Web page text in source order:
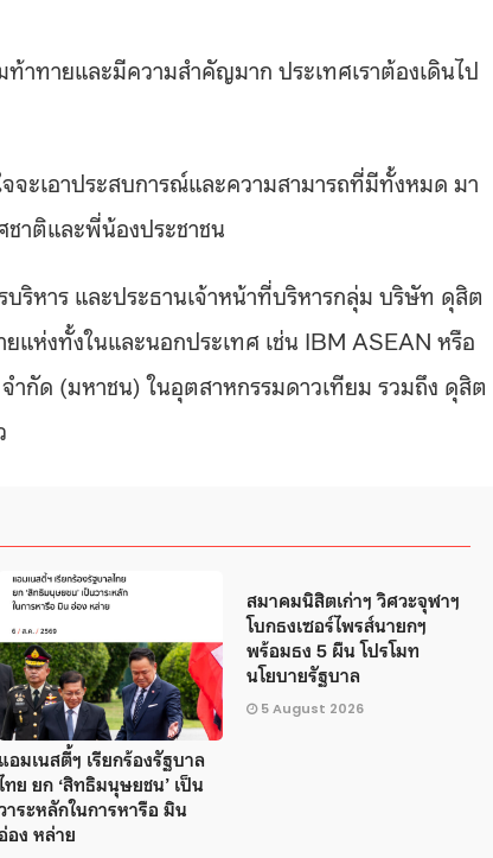
าทายและมีความสำคัญมาก ประเทศเราต้องเดินไป
จะเอาประสบการณ์และความสามารถที่มีทั้งหมด มา
ชาติและพี่น้องประชาชน
ริหาร และประธานเจ้าหน้าที่บริหารกลุ่ม บริษัท ดุสิต
แห่งทั้งในและนอกประเทศ เช่น IBM ASEAN หรือ
กัด (มหาชน) ในอุตสาหกรรมดาวเทียม รวมถึง ดุสิต
แอมเนสตี้ฯ เรียกร้องรัฐบาล
ทย ยก ‘สิทธิมนุษยชน’ เป็น
าระหลักในการหารือ มิน
อ่อง หล่าย
สมาคมนิสิตเก่าฯ วิศวะจุฬาฯ
โบกธงเซอร์ไพรส์นายกฯ
พร้อมธง 5 ผืน โปรโมท
นโยบายรัฐบาล
5 August 2026